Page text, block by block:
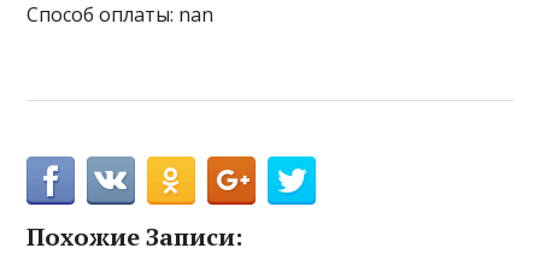
Способ оплаты: nan
Похожие Записи: